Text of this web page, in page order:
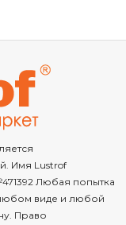
Имя Lustrof
Любая попытка
виде и любой
Право